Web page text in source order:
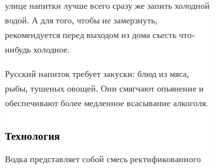
улице напитки лучше всего сразу же запить холодной
водой. А для того, чтобы не замерзнуть,
рекомендуется перед выходом из дома съесть что-
нибудь холодное.
Русский напиток требует закуски: блюд из мяса,
рыбы, тушеных овощей. Они смягчают опьянение и
обеспечивают более медленное всасывание алкоголя.
Технология
Водка представляет собой смесь ректификованного